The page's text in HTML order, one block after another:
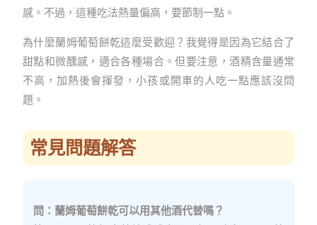
感。不過，這種吃法熱量偏高，要節制一點。
為什麼蘭姆葡萄餅乾這麼受歡迎？我覺得是因為它結合了
甜點和微醺感，適合各種場合。但要注意，酒精含量通常
不高，加熱後會揮發，小孩或開車的人吃一點應該沒問
題。
常見問題解答
問：蘭姆葡萄餅乾可以用其他酒代替嗎？